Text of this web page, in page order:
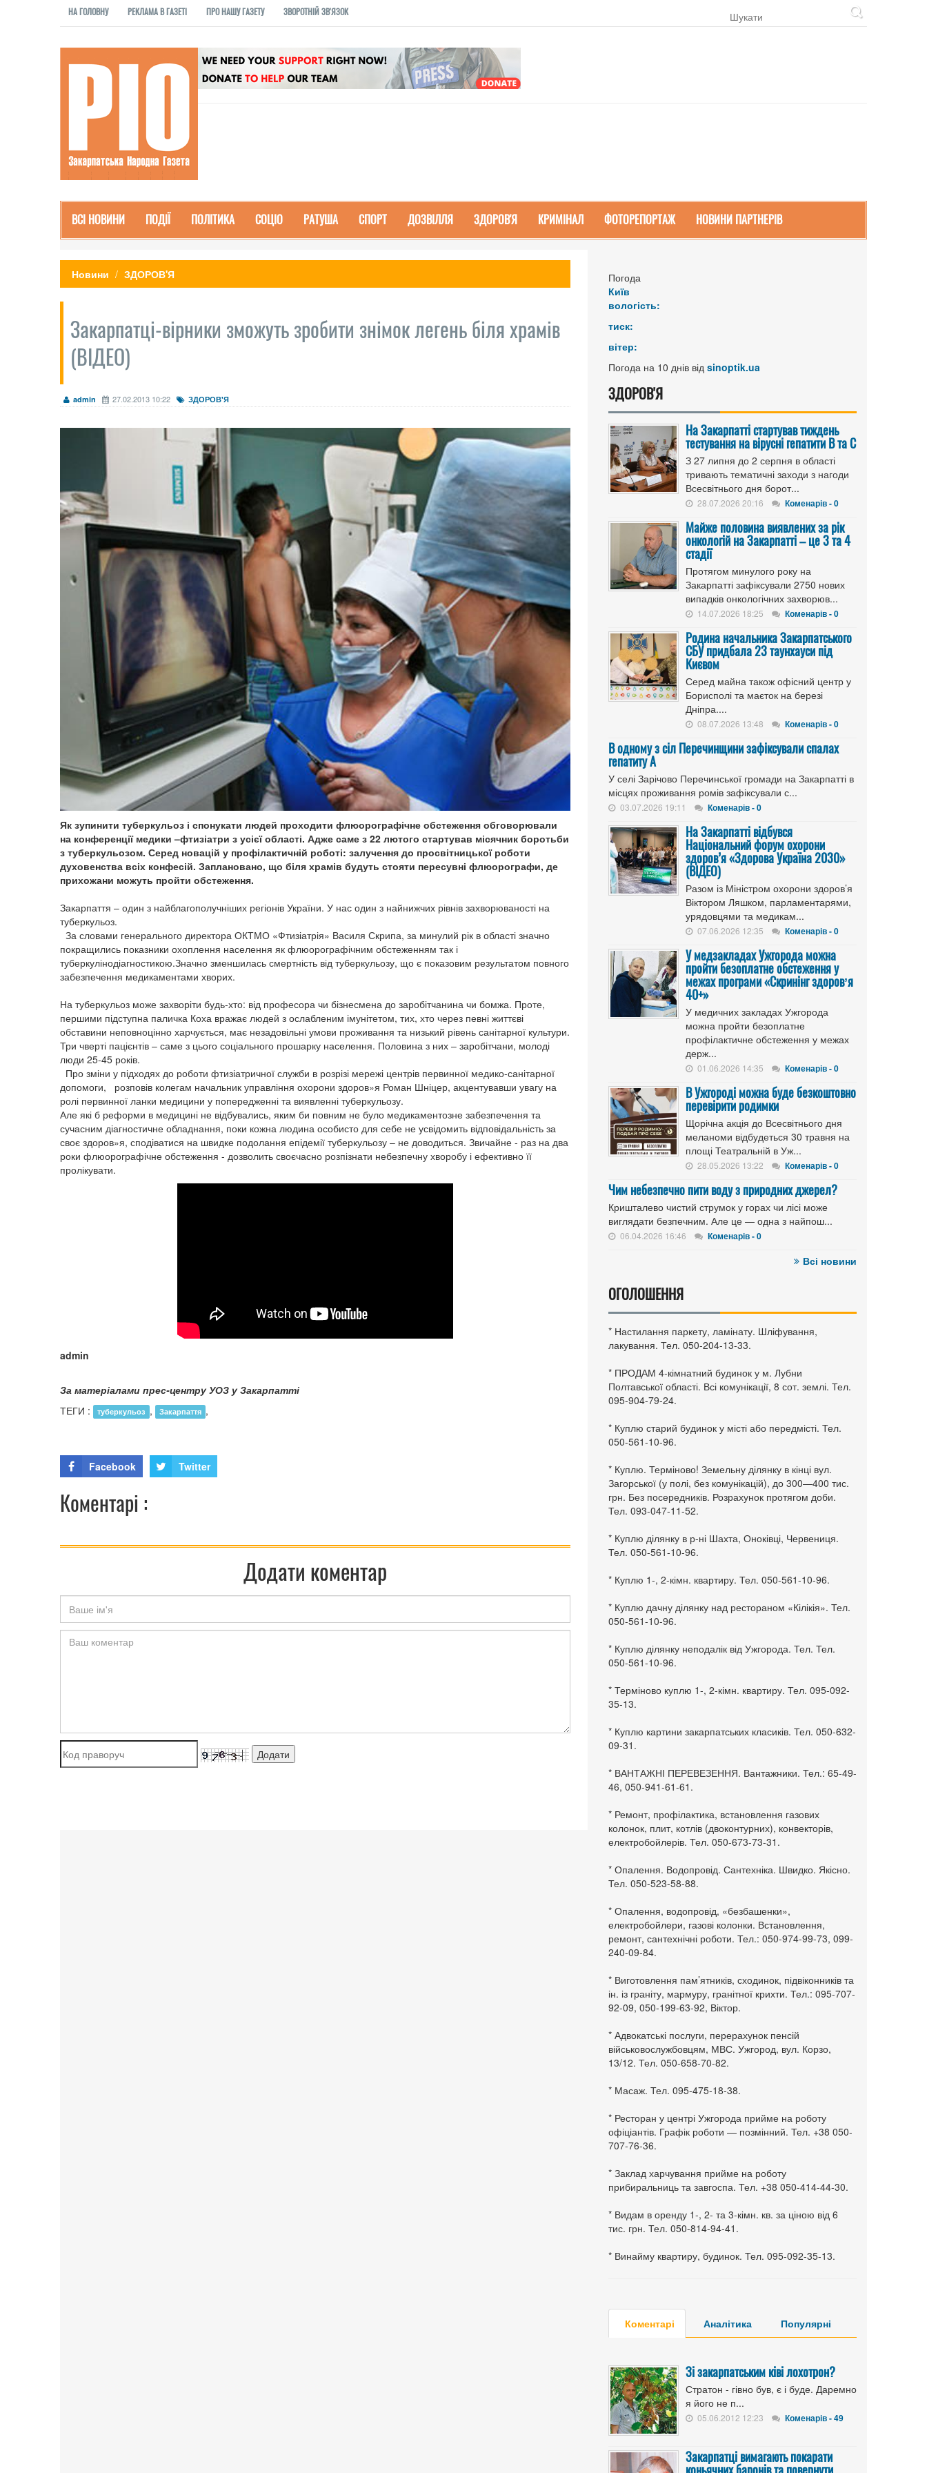
НА ГОЛОВНУ РЕКЛАМА В ГАЗЕТІ ПРО НАШУ ГАЗЕТУ ЗВОРОТНІЙ ЗВ'ЯЗОК
ВСІ НОВИНИ ПОДІЇ ПОЛІТИКА СОЦІО РАТУША СПОРТ ДОЗВІЛЛЯ ЗДОРОВ'Я КРИМІНАЛ ФОТОРЕПОРТАЖ НОВИНИ ПАРТНЕРІВ
Новини ЗДОРОВ'Я
Закарпатці-вірники зможуть зробити знімок легень біля храмів
(ВІДЕО)
admin 27.02.2013 10:22 ЗДОРОВ'Я
Як зупинити туберкульоз і спонукати людей проходити флюорографічне обстеження обговорювали
на конференції медики –фтизіатри з усієї області. Адже саме з 22 лютого стартував місячник боротьби
з туберкульозом. Серед новацій у профілактичній роботі: залучення до просвітницької роботи
духовенства всіх конфесій. Заплановано, що біля храмів будуть стояти пересувні флюорографи, де
прихожани можуть пройти обстеження.
Закарпаття – один з найблагополучніших регіонів України. У нас один з найнижчих рівнів захворюваності на
туберкульоз.
За словами генерального директора ОКТМО «Фтизіатрія» Василя Скрипа, за минулий рік в області значно
покращились показники охоплення населення як флюорографічним обстеженням так і
туберкулінодіагностикою.Значно зменшилась смертність від туберкульозу, що є показовим результатом повного
забезпечення медикаментами хворих.
На туберкульоз може захворіти будь-хто: від професора чи бізнесмена до заробітчанина чи бомжа. Проте,
першими підступна паличка Коха вражає людей з ослабленим імунітетом, тих, хто через певні життєві
обставини неповноцінно харчується, має незадовільні умови проживання та низький рівень санітарної культури.
Три чверті пацієнтів – саме з цього соціального прошарку населення. Половина з них – заробітчани, молоді
люди 25-45 років.
Про зміни у підходях до роботи фтизіатричної служби в розрізі мережі центрів первинної медико-санітарної
допомоги, розповів колегам начальник управління охорони здоров»я Роман Шніцер, акцентувавши увагу на
ролі первинної ланки медицини у попередженні та виявленні туберкульозу.
Але які б реформи в медицині не відбувались, яким би повним не було медикаментозне забезпечення та
сучасним діагностичне обладнання, поки кожна людина особисто для себе не усвідомить відповідальність за
своє здоров»я, сподіватися на швидке подолання епідемії туберкульозу – не доводиться. Звичайне - раз на два
роки флюорографічне обстеження - дозволить своєчасно розпізнати небезпечну хворобу і ефективно її
пролікувати.
admin
За матеріалами прес-центру УОЗ у Закарпатті
ТЕГИ :
туберкульоз , Закарпаття ,
Facebook Twitter
Коментарі :
Додати коментар
Погода
Київ
вологість:
тиск:
вітер:
Погода на 10 днів від sinoptik.ua
ЗДОРОВ'Я
На Закарпатті стартував тиждень
тестування на вірусні гепатити B та C
З 27 липня до 2 серпня в області
тривають тематичні заходи з нагоди
Всесвітнього дня борот...
28.07.2026 20:16 Коменарів - 0
Майже половина виявлених за рік
онкологій на Закарпатті – це 3 та 4
стадії
Протягом минулого року на
Закарпатті зафіксували 2750 нових
випадків онкологічних захворюв...
14.07.2026 18:25 Коменарів - 0
Родина начальника Закарпатського
СБУ придбала 23 таунхауси під
Києвом
Серед майна також офісний центр у
Борисполі та маєток на березі
Дніпра....
08.07.2026 13:48 Коменарів - 0
В одному з сіл Перечинщини зафіксували спалах
гепатиту А
У селі Зарічово Перечинської громади на Закарпатті в
місцях проживання ромів зафіксували с...
03.07.2026 19:11 Коменарів - 0
На Закарпатті відбувся
Національний форум охорони
здоров’я «Здорова Україна 2030»
(ВІДЕО)
Разом із Міністром охорони здоров’я
Віктором Ляшком, парламентарями,
урядовцями та медикам...
07.06.2026 12:35 Коменарів - 0
У медзакладах Ужгорода можна
пройти безоплатне обстеження у
межах програми «Скринінг здоровʼя
40+»
У медичних закладах Ужгорода
можна пройти безоплатне
профілактичне обстеження у межах
держ...
01.06.2026 14:35 Коменарів - 0
В Ужгороді можна буде безкоштовно
перевірити родимки
Щорічна акція до Всесвітнього дня
меланоми відбудеться 30 травня на
площі Театральній в Уж...
28.05.2026 13:22 Коменарів - 0
Чим небезпечно пити воду з природних джерел?
Кришталево чистий струмок у горах чи лісі може
виглядати безпечним. Але це — одна з найпош...
06.04.2026 16:46 Коменарів - 0
Всі новини
ОГОЛОШЕННЯ
* Настилання паркету, ламінату. Шліфування,
лакування. Тел. 050-204-13-33.
* ПРОДАМ 4-кімнатний будинок у м. Лубни
Полтавської області. Всі комунікації, 8 сот. землі. Тел.
095-904-79-24.
* Куплю старий будинок у місті або передмісті. Тел.
050-561-10-96.
* Куплю. Терміново! Земельну ділянку в кінці вул.
Загорської (у полі, без комунікацій), до 300—400 тис.
грн. Без посередників. Розрахунок протягом доби.
Тел. 093-047-11-52.
* Куплю ділянку в р-ні Шахта, Оноківці, Червениця.
Тел. 050-561-10-96.
* Куплю 1-, 2-кімн. квартиру. Тел. 050-561-10-96.
* Куплю дачну ділянку над рестораном «Кілікія». Тел.
050-561-10-96.
* Куплю ділянку неподалік від Ужгорода. Тел. Тел.
050-561-10-96.
* Терміново куплю 1-, 2-кімн. квартиру. Тел. 095-092-
35-13.
* Куплю картини закарпатських класиків. Тел. 050-632-
09-31.
* ВАНТАЖНІ ПЕРЕВЕЗЕННЯ. Вантажники. Тел.: 65-49-
46, 050-941-61-61.
* Ремонт, профілактика, встановлення газових
колонок, плит, котлів (двоконтурних), конвекторів,
електробойлерів. Тел. 050-673-73-31.
* Опалення. Водопровід. Сантехніка. Швидко. Якісно.
Тел. 050-523-58-88.
* Опалення, водопровід, «безбашенки»,
електробойлери, газові колонки. Встановлення,
ремонт, сантехнічні роботи. Тел.: 050-974-99-73, 099-
240-09-84.
* Виготовлення пам’ятників, сходинок, підвіконників та
ін. із граніту, мармуру, гранітної крихти. Тел.: 095-707-
92-09, 050-199-63-92, Віктор.
* Адвокатські послуги, перерахунок пенсій
військовослужбовцям, МВС. Ужгород, вул. Корзо,
13/12. Тел. 050-658-70-82.
* Масаж. Тел. 095-475-18-38.
* Ресторан у центрі Ужгорода прийме на роботу
офіціантів. Графік роботи — позмінний. Тел. +38 050-
707-76-36.
* Заклад харчування прийме на роботу
прибиральниць та завгоспа. Тел. +38 050-414-44-30.
* Видам в оренду 1-, 2- та 3-кімн. кв. за ціною від 6
тис. грн. Тел. 050-814-94-41.
* Винайму квартиру, будинок. Тел. 095-092-35-13.
Коментарі Аналітика Популярні
Зі закарпатським ківі лохотрон?
Стратон - гівно був, є і буде. Даремно
я його не п...
05.06.2012 12:23 Коменарів - 49
Закарпатці вимагають покарати